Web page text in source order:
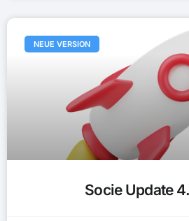
NEUE VERSION
Socie Update